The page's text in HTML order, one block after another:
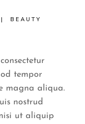
BEAUTY
tempor
magna aliqua.
nostrud
ut aliquip